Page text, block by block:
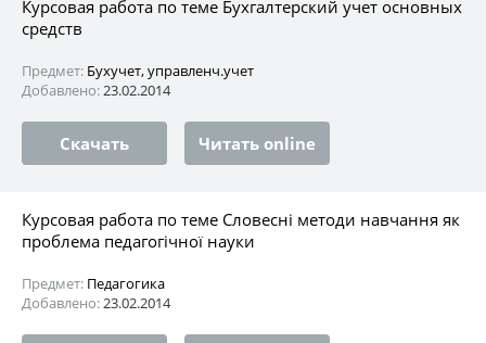
Курсовая работа по теме Бухгалтерский учет основных
средств
Предмет: Бухучет, управленч.учет
Добавлено:23.02.2014
Скачать Читать online
Курсовая работа по теме Словесні методи навчання як
проблема педагогічної науки
Предмет: Педагогика
Добавлено:23.02.2014